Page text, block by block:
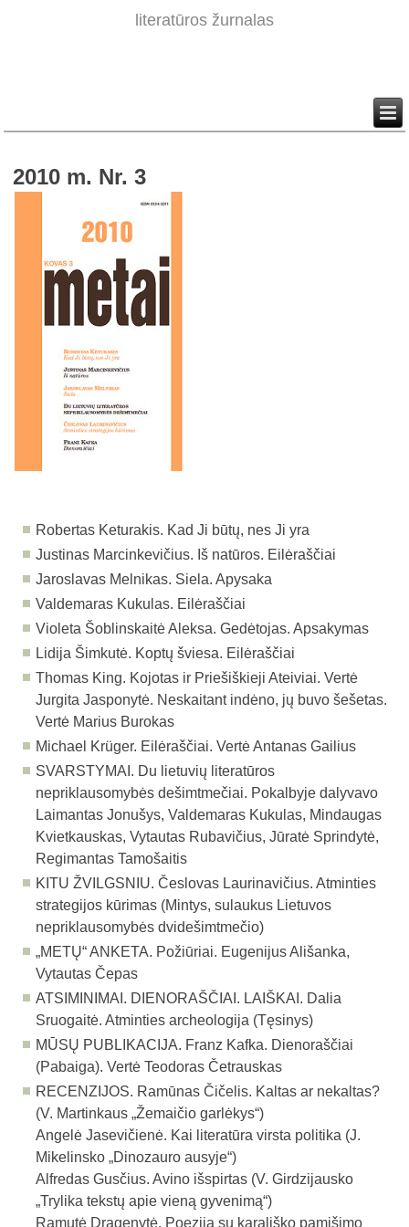
literatūros žurnalas
2010 m. Nr. 3
Robertas Keturakis. Kad Ji būtų, nes Ji yra
Justinas Marcinkevičius. Iš natūros. Eilėraščiai
Jaroslavas Melnikas. Siela. Apysaka
Valdemaras Kukulas. Eilėraščiai
Violeta Šoblinskaitė Aleksa. Gedėtojas. Apsakymas
Lidija Šimkutė. Koptų šviesa. Eilėraščiai
Thomas King. Kojotas ir Priešiškieji Ateiviai. Vertė
Jurgita Jasponytė. Neskaitant indėno, jų buvo šešetas.
Vertė Marius Burokas
Michael Krüger. Eilėraščiai. Vertė Antanas Gailius
SVARSTYMAI. Du lietuvių literatūros
nepriklausomybės dešimtmečiai. Pokalbyje dalyvavo
Laimantas Jonušys, Valdemaras Kukulas, Mindaugas
Kvietkauskas, Vytautas Rubavičius, Jūratė Sprindytė,
Regimantas Tamošaitis
KITU ŽVILGSNIU.Česlovas Laurinavičius. Atminties
strategijos kūrimas (Mintys, sulaukus Lietuvos
nepriklausomybės dvidešimtmečio)
„METŲ“ ANKETA. Požiūriai. Eugenijus Ališanka,
Vytautas Čepas
ATSIMINIMAI. DIENORAŠČIAI. LAIŠKAI. Dalia
Sruogaitė. Atminties archeologija (Tęsinys)
MŪSŲ PUBLIKACIJA. Franz Kafka. Dienoraščiai
(Pabaiga). Vertė Teodoras Četrauskas
RECENZIJOS. Ramūnas Čičelis. Kaltas ar nekaltas?
(V. Martinkaus „Žemaičio garlė­kys“)
Angelė Jasevičienė. Kai literatūra virsta politika (J.
Mikelinsko „Dinozauro ausyje“)
Alfredas Gusčius. Avino išspirtas (V. Girdzijausko
„Trylika tekstų apie vieną gyvenimą“)
Ramutė Dragenytė. Poezija su karališko pamišimo